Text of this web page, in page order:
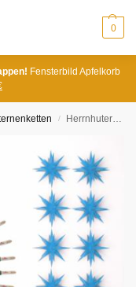
0
Fensterbild Apfelkorb
/ Herrnhuter Sternenkette blau mit LED